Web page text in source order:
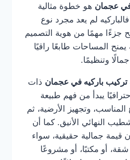
في عجمان هو خطوة مثالية
لم يعد مجرد نوع
جزءًا مهمًا من هوية التصميم
يمنح المساحات طابعًا راقيًا
وتنظيمًا.
باركيه في عجمان ذات
يبدأ من فهم طبيعة
المناسب، وتجهيز الأرضية، ثم
النهائي الأنيق. كما أن
قيمة جمالية حقيقية، سواء
شقة، أو مكتبًا، أو مشروعًا